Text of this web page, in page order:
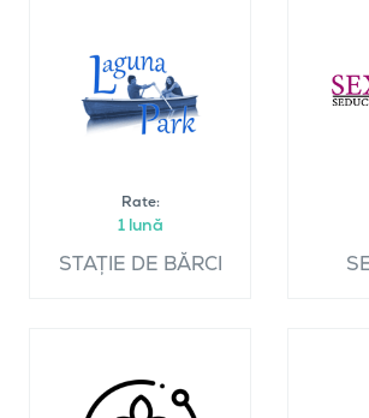
Rate:
1 lună
STAȚIE DE BĂRCI